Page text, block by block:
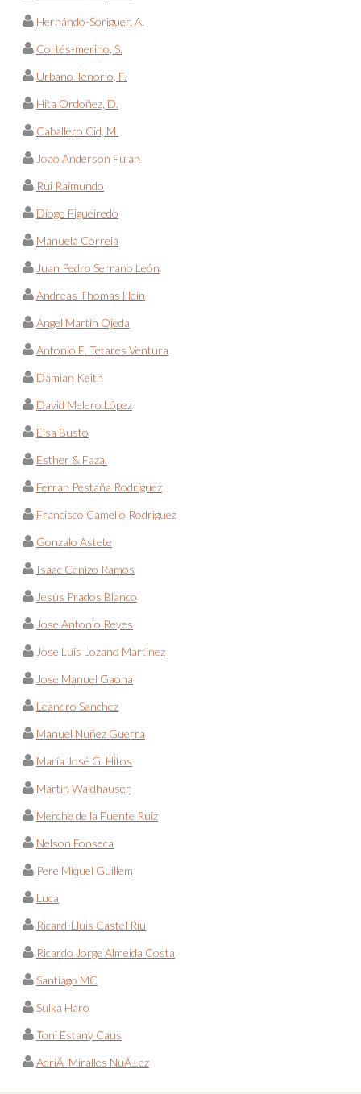
Hernándo-Soriguer, A.
Cortés-merino, S.
Urbano Tenorio, F.
Hita Ordoñez, D.
Caballero Cid, M.
Joao Anderson Fulan
Rui Raimundo
Diogo Figueiredo
Manuela Correia
Juan Pedro Serrano León
Andreas Thomas Hein
Angel Martín Ojeda
Antonio E. Tetares Ventura
Damian Keith
David Melero López
Elsa Busto
Esther & Fazal
Ferran Pestaña Rodríguez
Francisco Camello Rodriguez
Gonzalo Astete
Isaac Cenizo Ramos
Jesús Prados Blanco
Jose Antonio Reyes
Jose Luis Lozano Martinez
Jose Manuel Gaona
Leandro Sanchez
Manuel Nuñez Guerra
María José G. Hitos
Martin Waldhauser
Merche de la Fuente Ruiz
Nelson Fonseca
Pere Miquel Guillem
Luca
Ricard-Lluis Castel Riu
Ricardo Jorge Almeida Costa
Santiago MC
Sulka Haro
Toni Estany Caus
AdriÃ Miralles NuÃ±ez